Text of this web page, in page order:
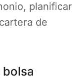
planificar
de
bolsa